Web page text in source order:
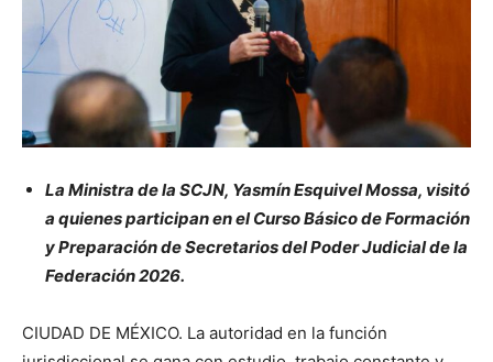
La Ministra de la SCJN, Yasmín Esquivel Mossa, visitó
a quienes participan en el Curso Básico de Formación
y Preparación de Secretarios del Poder Judicial de la
Federación 2026.
CIUDAD DE MÉXICO. La autoridad en la función